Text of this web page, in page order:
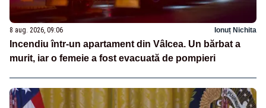
8 aug. 2026, 09:06 Ionuț Nichita
Incendiu într-un apartament din Vâlcea. Un bărbat a
murit, iar o femeie a fost evacuată de pompieri